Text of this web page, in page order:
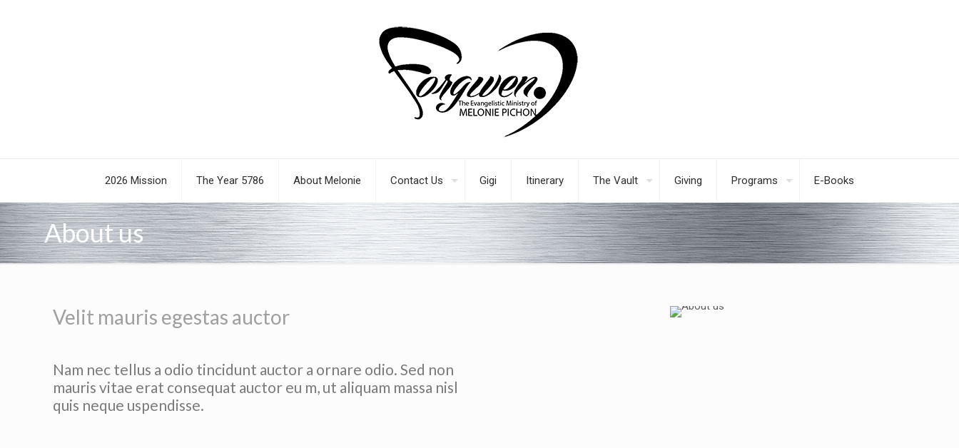
2026 Mission The Year 5786 About Melonie Contact Us Gigi Itinerary The Vault Giving Programs E-Books
About us
Velit mauris egestas auctor
Nam nec tellus a odio tincidunt auctor a ornare odio. Sed non
mauris vitae erat consequat auctor eu m, ut aliquam massa nisl
quis neque uspendisse.